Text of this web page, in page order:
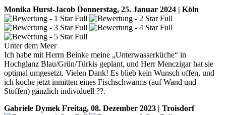
Monika Hurst-Jacob Donnerstag, 25. Januar 2024 | Köln
Unter dem Meer
Ich habe mit Herrn Beinke meine „Unterwasserküche“ in
Hochglanz Blau/Grün/Türkis geplant, und Herr Menczigar hat sie
optimal umgesetzt. Vielen Dank! Es blieb kein Wunsch offen, und
ich koche jetzt inmitten eines Fischschwarms (auf Wand und
Stoffen) gänzlich individuell ??.
Gabriele Dymek Freitag, 08. Dezember 2023 | Troisdorf